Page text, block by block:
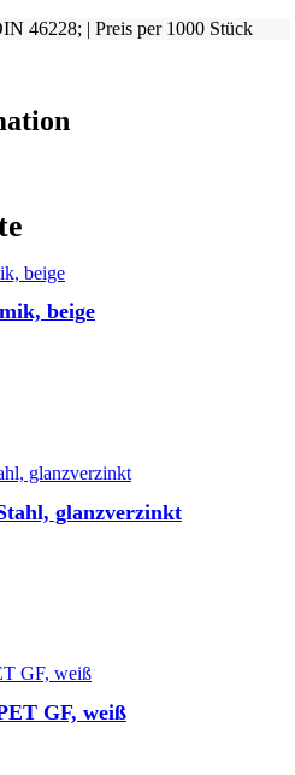
46228; | Preis per 1000 Stück
beige
glanzverzinkt
GF, weiß